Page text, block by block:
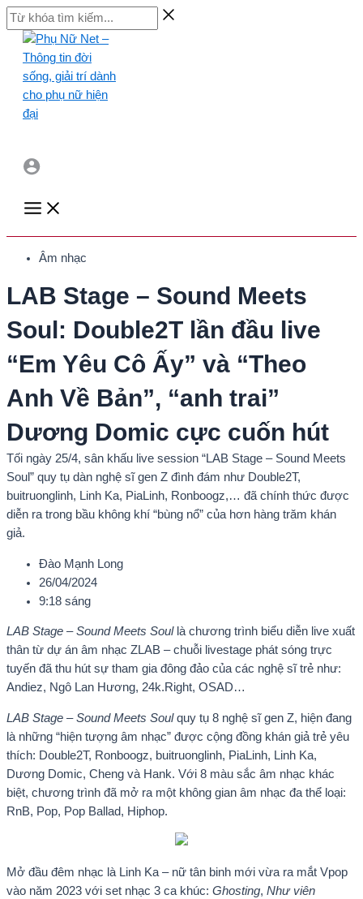
Skip
to
content
Từ
khóa
kiếm...
Main
Menu
Âm nhạc
LAB Stage – Sound Meets
Soul: Double2T lần đầu live
“Em Yêu Cô Ấy” và “Theo
Anh Về Bản”, “anh trai”
Dương Domic cực cuốn hút
Tối ngày 25/4, sân khấu live session “LAB Stage – Sound Meets
Soul” quy tụ dàn nghệ sĩ gen Z đình đám như Double2T,
buitruonglinh, Linh Ka, PiaLinh, Ronboogz,… đã chính thức được
diễn ra trong bầu không khí “bùng nổ” của hơn hàng trăm khán
giả.
Đào Mạnh Long
26/04/2024
9:18 sáng
LAB Stage – Sound Meets Soullà chương trình biểu diễn live xuất
thân từ dự án âm nhạc ZLAB – chuỗi livestage phát sóng trực
tuyến đã thu hút sự tham gia đông đảo của các nghệ sĩ trẻ như:
Andiez, Ngô Lan Hương, 24k.Right, OSAD…
LAB Stage – Sound Meets Soulquy tụ 8 nghệ sĩ gen Z, hiện đang
là những “hiện tượng âm nhạc” được cộng đồng khán giả trẻ yêu
thích: Double2T, Ronboogz, buitruonglinh, PiaLinh, Linh Ka,
Dương Domic, Cheng và Hank. Với 8 màu sắc âm nhạc khác
biệt, chương trình đã mở ra một không gian âm nhạc đa thể loại:
RnB, Pop, Pop Ballad, Hiphop.
Mở đầu đêm nhạc là Linh Ka – nữ tân binh mới vừa ra mắt Vpop
vào năm 2023 với set nhạc 3 ca khúc: Ghosting, Như viên